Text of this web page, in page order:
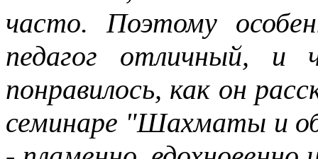
часто. Поэтому
педагог отличный, и
понравилось, как он
семинаре "Шахматы и